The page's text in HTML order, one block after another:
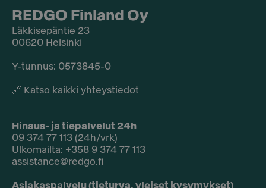
REDGO Finland Oy
Läkkisepäntie 23
00620 Helsinki
Y-tunnus: 0573845-0​
🔗 Katso kaikki yhteystiedot
Hinaus- ja tiepalvelut 24h
09 374 77 113 (24h/vrk)
Ulkomailta: +358 9 374 77 113
assistance@redgo.fi
Asiakaspalvelu (tieturva, yleiset kysymykset)